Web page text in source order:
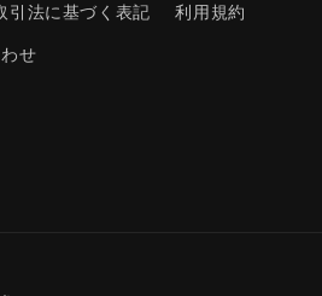
引法に基づく表記 利用規約
せ